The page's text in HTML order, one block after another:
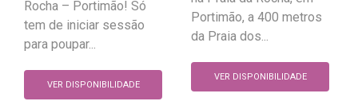
Rocha – Portimão! Só
tem de iniciar sessão
para poupar...
VER DISPONIBILIDADE
Portimão, a 400 metros
da Praia dos...
VER DISPONIBILIDADE